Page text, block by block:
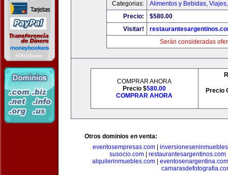
Categorias:
Alimentos y Bebidas,
Precio:
$580.00
Visitar!
Serán consideradas
COMPRAR AHORA
Precio $580.00
COMPRAR AHORA
Precio
Otros dominios en venta:
eventosempresas.com
susocio.com
restaurantesargentinos.com
alquilerinmuebles.com
eventosenargentina.com